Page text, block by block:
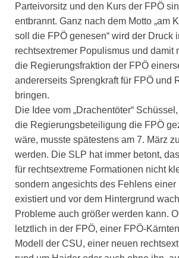
Parteivorsitz und den Kurs der FPÖ
entbrannt. Ganz nach dem Motto „am
soll die FPÖ genesen“ wird der Druck
rechtsextremer Populismus und damit
die Regierungsfraktion der FPÖ
andererseits Sprengkraft für FPÖ und
bringen.
Die Idee vom „Drachentöter“
die Regierungsbeteiligung die FPÖ
wäre, musste spätestens am 7. März
werden. Die SLP hat immer betont,
für rechtsextreme Formationen nicht
sondern angesichts des Fehlens
existiert und vor dem Hintergrund
Probleme auch größer werden kann.
letztlich in der FPÖ, einer FPÖ-
Modell der CSU, einer neuen